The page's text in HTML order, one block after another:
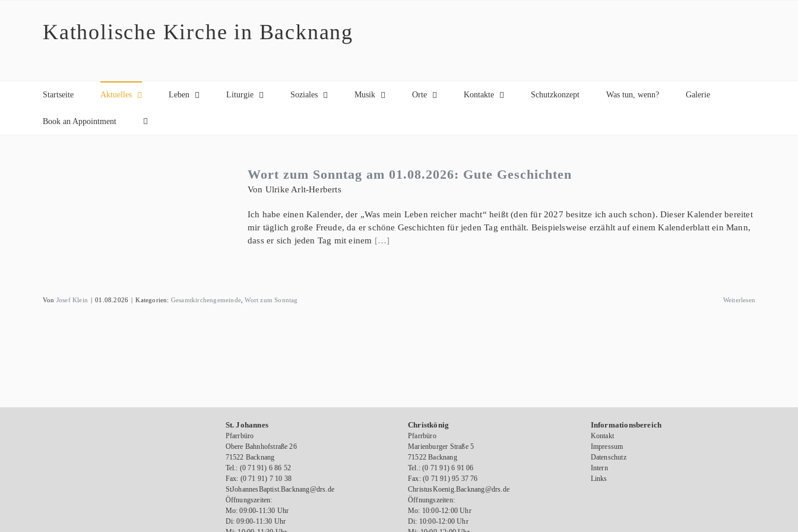
Katholische Kirche in Backnang
Startseite Aktuelles Leben Liturgie Soziales Musik Orte Kontakte Schutzkonzept Was tun, wenn? Galerie
Book an Appointment
Wort zum Sonntag am 01.08.2026: Gute Geschichten
Von Ulrike Arlt-Herberts
Ich habe einen Kalender, der „Was mein Leben reicher macht“ heißt (den für 2027 besitze ich auch schon). Dieser Kalender bereitet
mir täglich große Freude, da er schöne Geschichten für jeden Tag enthält. Beispielsweise erzählt auf einem Kalenderblatt ein Mann,
dass er sich jeden Tag mit einem […]
Von Josef Klein | 01.08.2026 | Kategorien: Gesamtkirchengemeinde ,Wort zum Sonntag Weiterlesen
St. Johannes
Pfarrbüro
Obere Bahnhofstraße 26
71522 Backnang
Tel.: (0 71 91) 6 86 52
Fax: (0 71 91) 7 10 38
StJohannesBaptist.Backnang@drs.de
Öffnungszeiten:
Mo: 09:00-11:30 Uhr
Di: 09:00-11:30 Uhr
Christkönig
Pfarrbüro
Marienburger Straße 5
71522 Backnang
Tel.: (0 71 91) 6 91 06
Fax: (0 71 91) 95 37 76
ChristusKoenig.Backnang@drs.de
Öffnungszeiten:
Mo: 10:00-12:00 Uhr
Di: 10:00-12:00 Uhr
Informationsbereich
Kontakt
Impressum
Datenschutz
Intern
Links